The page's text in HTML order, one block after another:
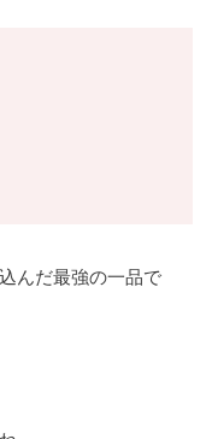
んだ最強の一品で